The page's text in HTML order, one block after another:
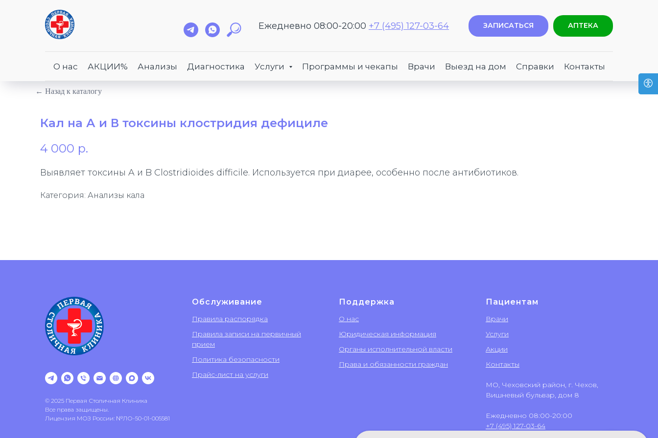
Ежедневно 08:00-20:00 +7 (495) 127-03-64 ЗАПИСАТЬСЯ АПТЕКА
О нас АКЦИИ% Анализы Диагностика Услуги Программы и чекапы Врачи Выезд на дом Справки Контакты
← Назад к каталогу
Кал на А и В токсины клостридия дефициле
4 000 р.
Выявляет токсины A и B Clostridioides difficile. Используется при диарее, особенно после антибиотиков.
Категория: Анализы кала
© 2025 Первая Столичная Клиника
Все права защищены.
Лицензия МОЗ России: №ЛО-50-01-005581
Обслуживание
Правила распорядка
Правила записи на первичный
прием
Политика безопасности
Прайс-лист на услуги
Поддержка
О нас
Юридическая информация
Органы исполнительной власти
Права и обязанности граждан
Пациентам
Врачи
Услуги
Акции
Контакты
МО, Чеховский район, г. Чехов,
Вишневый бульвар, дом 8
Ежедневно 08:00-20:00
+7 (495) 127-03-64